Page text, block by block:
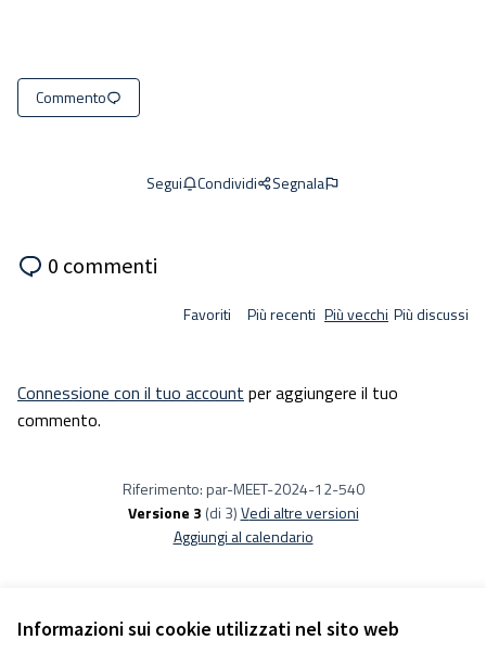
Informazioni sui cookie utilizzati nel sito web
Commento
Segui Condividi Segnala
0 commenti
Favoriti Più recenti Più vecchi Più discussi
Connessione con il tuo account per aggiungere il tuo
commento.
Riferimento: par-MEET-2024-12-540
Versione 3 (di 3) vedi altre versioni
Aggiungi al calendario